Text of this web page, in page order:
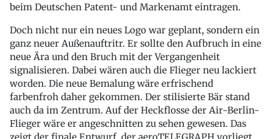
beim Deutschen Patent- und Markenamt eintragen.
Doch nicht nur ein neues Logo war geplant, sondern ein
ganz neuer Außenauftritr. Er sollte den Aufbruch in eine
neue Ära und den Bruch mit der Vergangenheit
signalisieren. Dabei wären auch die Flieger neu lackiert
worden. Die neue Bemalung wäre erfrischend
farbenfroh daher gekommen. Der stilisierte Bär stand
auch da im Zentrum. Auf der Heckflosse der Air-Berlin-
Flieger wäre er angeschnitten zu sehen gewesen. Das